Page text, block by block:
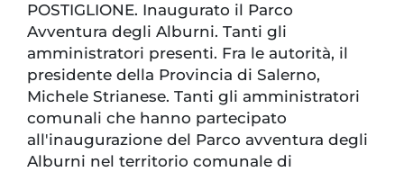
POSTIGLIONE. Inaugurato il Parco
Avventura degli Alburni. Tanti gli
amministratori presenti. Fra le autorità, il
presidente della Provincia di Salerno,
Michele Strianese. Tanti gli amministratori
comunali che hanno partecipato
all'inaugurazione del Parco avventura degli
Alburni nel territorio comunale di